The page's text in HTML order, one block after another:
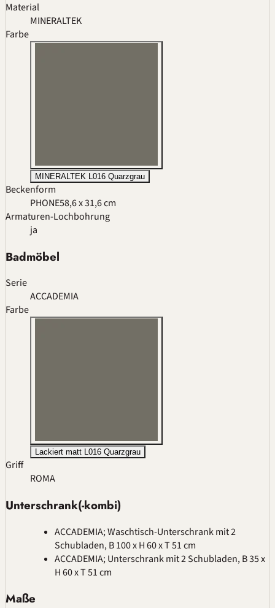
Material
MINERALTEK
Farbe
MINERALTEK L016 Quarzgrau
Beckenform
PHONE58,6 x 31,6 cm
Armaturen-Lochbohrung
ja
Badmöbel
Serie
ACCADEMIA
Farbe
Lackiert matt L016 Quarzgrau
Griff
ROMA
Unterschrank(-kombi)
ACCADEMIA; Waschtisch-Unterschrank mit 2
Schubladen, B 100 x H 60 x T 51 cm
ACCADEMIA; Unterschrank mit 2 Schubladen, B 35 x
H 60 x T 51 cm
Maße